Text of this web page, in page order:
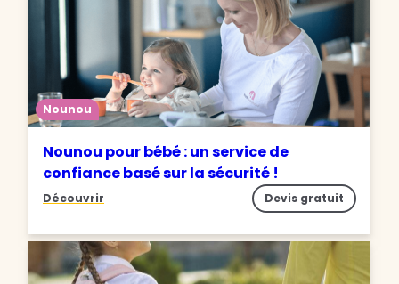
Nounou
Nounou pour bébé : un service de
confiance basé sur la sécurité !
Découvrir Devis gratuit